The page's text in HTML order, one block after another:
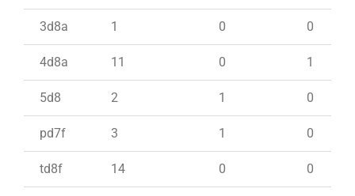
3d8a 1 0 0
4d8a 11 0 1
5d8 2 1 0
pd7f 3 1 0
td8f 14 0 0